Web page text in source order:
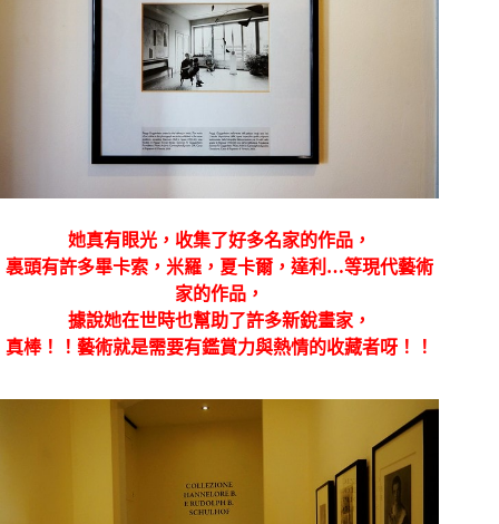
她真有眼光，收集了好多名家的作品，
裏頭有許多畢卡索，米羅，夏卡爾，達利…等現代藝術
家的作品，
據說她在世時也幫助了許多新銳畫家，
真棒！！藝術就是需要有鑑賞力與熱情的收藏者呀！！